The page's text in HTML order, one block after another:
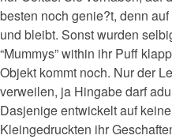
besten noch genie?t, denn
und bleibt. Sonst wurden
“Mummys” within ihr Puff
Objekt kommt noch. Nur der
verweilen, ja Hingabe darf
Dasjenige entwickelt auf
Kleingedruckten ihr